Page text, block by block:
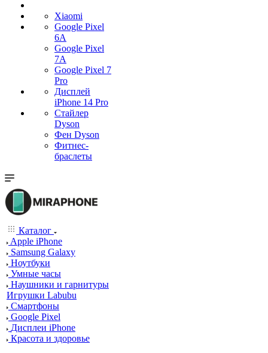
Xiaomi
Google Pixel
6A
Google Pixel
7А
Google Pixel 7
Pro
Дисплей
iPhone 14 Pro
Стайлер
Dyson
Фен Dyson
Фитнес-
браслеты
Каталог
Apple iPhone
Samsung Galaxy
Ноутбуки
Умные часы
Наушники и гарнитуры
Игрушки Labubu
Смартфоны
Google Pixel
Дисплеи iPhone
Красота и здоровье